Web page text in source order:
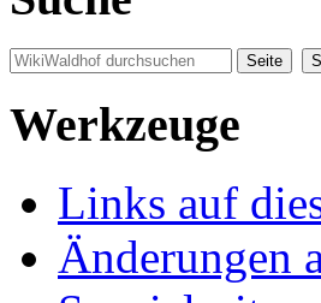
Werkzeuge
Links auf
Änderungen